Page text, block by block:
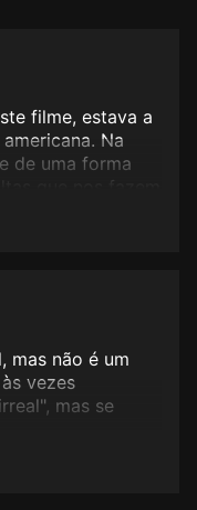
filme, estava a
Na
de uma forma
sendo ao
mas não é um
vezes
mas se